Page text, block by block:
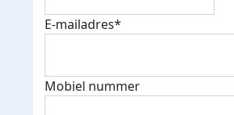
E-mailadres*
Mobiel nummer